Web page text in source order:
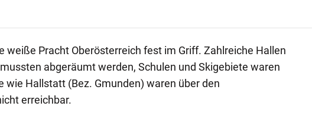
weiße Pracht Oberösterreich fest im Griff. Zahlreiche Hallen
abgeräumt werden, Schulen und Skigebiete waren
wie Hallstatt (Bez. Gmunden) waren über den
erreichbar.